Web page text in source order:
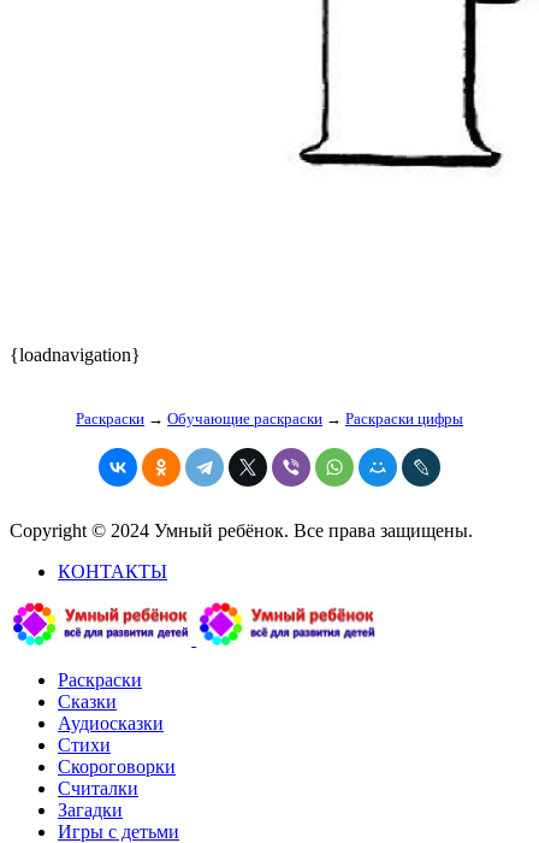
{loadnavigation}
Раскраски → Обучающие раскраски → Раскраски цифры
Copyright © 2024 Умный ребёнок. Все права защищены.
КОНТАКТЫ
Раскраски
Сказки
Аудиосказки
Стихи
Скороговорки
Считалки
Загадки
Игры с детьми